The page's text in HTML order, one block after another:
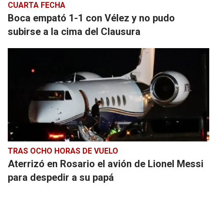
CUARTA FECHA
Boca empató 1-1 con Vélez y no pudo
subirse a la cima del Clausura
TRAS OCHO HORAS DE VUELO
Aterrizó en Rosario el avión de Lionel Messi
para despedir a su papá